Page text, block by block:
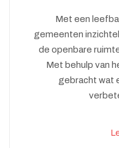
Met een
gemeenten
de openbare
Met behulp van
gebracht wat